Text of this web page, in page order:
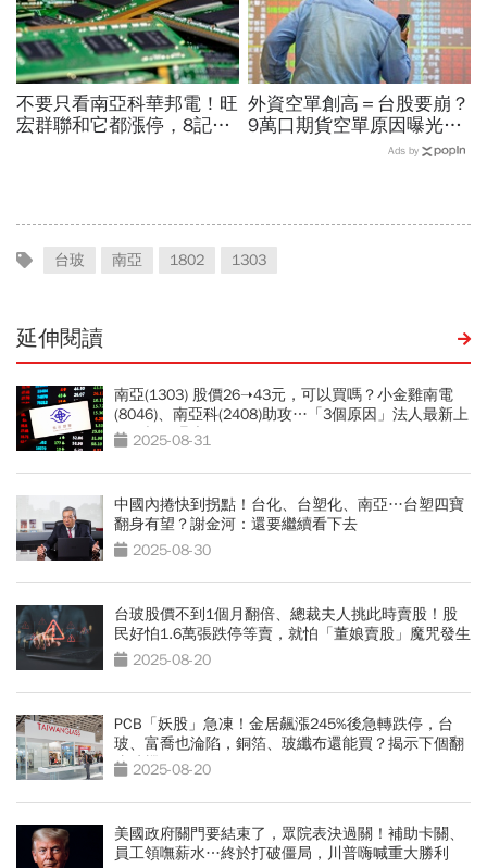
不要只看南亞科華邦電！旺
宏群聯和它都漲停，8記憶
外資空單創高＝台股要崩？
9萬口期貨空單原因曝光！
華邦電、南亞科...老手喊
Ads by
台玻 南亞 1802 1303
延伸閱讀
南亞(1303) 股價26➝43元，可以買嗎？小金雞南電
(8046)、南亞科(2408)助攻…「3個原因」法人最新上
修目標價曝光
2025-08-31
中國內捲快到拐點！台化、台塑化、南亞…台塑四寶
翻身有望？謝金河：還要繼續看下去
2025-08-30
台玻股價不到1個月翻倍、總裁夫人挑此時賣股！股
民好怕1.6萬張跌停等賣，就怕「董娘賣股」魔咒發生
2025-08-20
PCB「妖股」急凍！金居飆漲245%後急轉跌停，台
玻、富喬也淪陷，銅箔、玻纖布還能買？揭示下個翻
倍時機
2025-08-20
美國政府關門要結束了，眾院表決過關！補助卡關、
員工領嘸薪水…終於打破僵局，川普嗨喊重大勝利